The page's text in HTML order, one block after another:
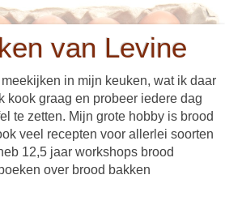
van Levine
in mijn keuken, wat ik daar
kook graag en probeer iedere dag
te zetten. Mijn grote hobby is brood
veel recepten voor allerlei soorten
12,5 jaar workshops brood
over brood bakken